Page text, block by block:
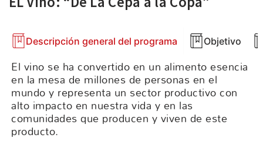
Descripción general del programa Objetivo
El vino se ha convertido en un alimento esencia
en la mesa de millones de personas en el
mundo y representa un sector productivo con
alto impacto en nuestra vida y en las
comunidades que producen y viven de este
producto.